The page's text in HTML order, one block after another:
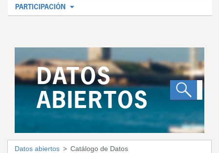
PARTICIPACIÓN
DATOS
ABIERTOS
Datos abiertos Catálogo de Datos